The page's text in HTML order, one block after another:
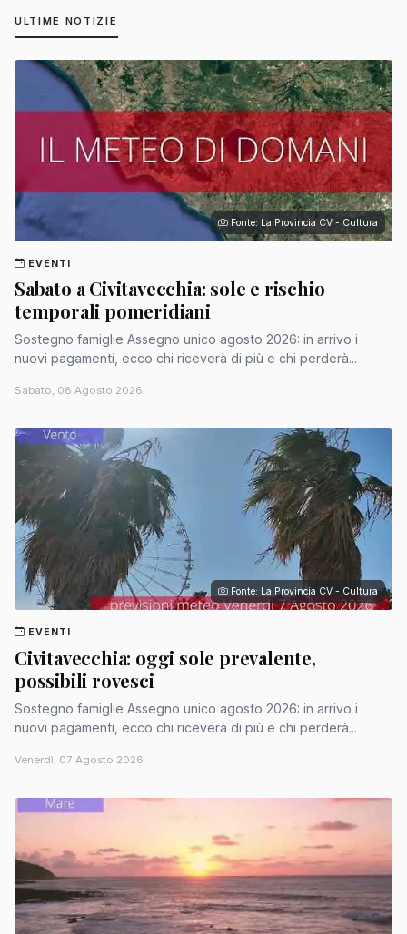
ULTIME NOTIZIE
Fonte: La Provincia CV - Cultura
EVENTI
Sabato a Civitavecchia: sole e rischio
temporali pomeridiani
Sostegno famiglie Assegno unico agosto 2026: in arrivo i
nuovi pagamenti, ecco chi riceverà di più e chi perderà...
Sabato, 08 Agosto 2026
Fonte: La Provincia CV - Cultura
EVENTI
Civitavecchia: oggi sole prevalente,
possibili rovesci
Sostegno famiglie Assegno unico agosto 2026: in arrivo i
nuovi pagamenti, ecco chi riceverà di più e chi perderà...
Venerdì, 07 Agosto 2026